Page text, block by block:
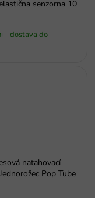
senzorna 10
- dostava do
natahovací
Pop Tube